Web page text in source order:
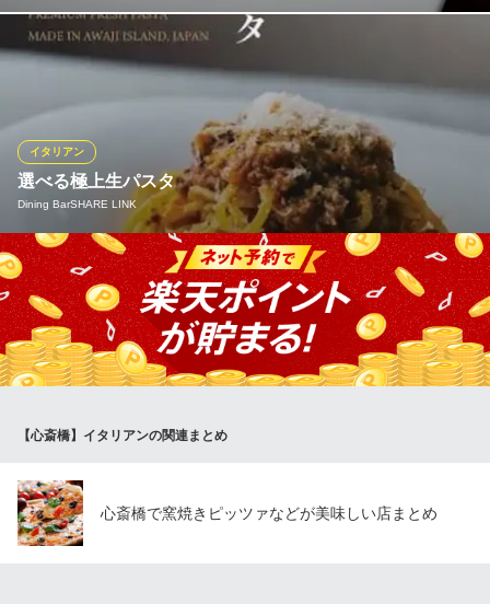
心斎橋隠れ家イタリアン
大阪メトロ長堀鶴見緑地線心斎橋駅 徒歩3分
大阪府大阪市中央区東心斎橋1-19-15 鰻谷ブロックB1
ボロネーゼの旨味と甘みを引き出したジューシーなパスタ
ピアノダイニング ガーデニア
イタリアン＆ピアノ演奏
大阪メトロ御堂筋線心斎橋駅5番出口 徒歩3分
大阪府大阪市中央区東心斎橋1-12-19 エイトビルディング2F
選べる極上生パスタ
Dining BarSHARE LINK
イタリアン
当店のおすすめの一品は極上生パスタ！
Dining BarSHARE LINK
隠れ家イタリアンバー
地下鉄堺筋線長堀橋駅 徒歩5分
大阪府大阪市中央区東心斎橋2-5-30 オックス周防町ビル5F
【心斎橋】イタリアンの関連まとめ
心斎橋で窯焼きピッツァなどが美味しい店まとめ